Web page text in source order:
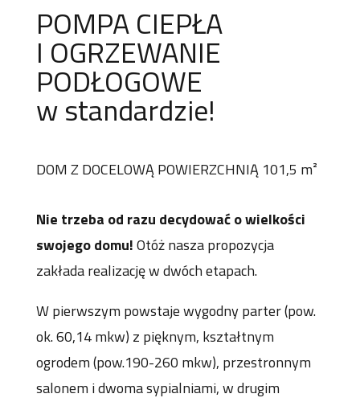
POMPA CIEPŁA
I OGRZEWANIE
PODŁOGOWE
w standardzie!
DOM Z DOCELOWĄ POWIERZCHNIĄ 101,5 m²
Nie trzeba od razu decydować o wielkości
swojego domu!Otóż nasza propozycja
zakłada realizację w dwóch etapach.
W pierwszym powstaje wygodny parter (pow.
ok. 60,14 mkw) z pięknym, kształtnym
ogrodem (pow.190-260 mkw), przestronnym
salonem i dwoma sypialniami, w drugim